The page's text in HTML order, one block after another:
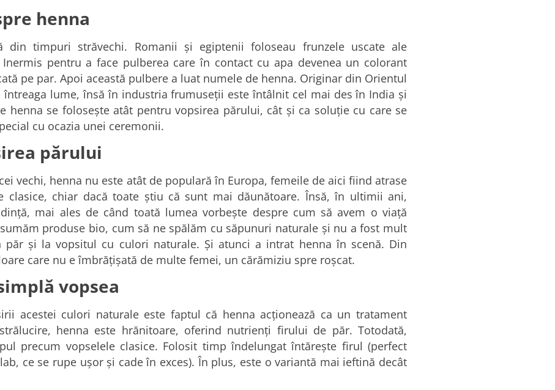
henna
din timpuri străvechi. Romanii şi egiptenii foloseau frunzele uscate ale
pentru a face pulberea care în contact cu apa devenea un colorant
pe par. Apoi această pulbere a luat numele de henna. Originar din Orientul
lume, însă în industria frumuseţii este întâlnit cel mai des în India şi
henna se foloseşte atât pentru vopsirea părului, cât şi ca soluţie cu care se
cu ocazia unei ceremonii.
părului
vechi, henna nu este atât de populară în Europa, femeile de aici fiind atrase
clasice, chiar dacă toate ştiu că sunt mai dăunătoare. Însă, în ultimii ani,
mai ales de când toată lumea vorbeşte despre cum să avem o viaţă
produse bio, cum să ne spălăm cu săpunuri naturale şi nu a fost mult
păr şi la vopsitul cu culori naturale. Şi atunci a intrat henna în scenă. Din
care nu e îmbrăţişată de multe femei, un cărămiziu spre roşcat.
vopsea
acestei culori naturale este faptul că henna acţionează ca un tratament
henna este hrănitoare, oferind nutrienţi firului de păr. Totodată,
precum vopselele clasice. Folosit timp îndelungat întăreşte firul (perfect
ce se rupe uşor şi cade în exces). În plus, este o variantă mai ieftină decât